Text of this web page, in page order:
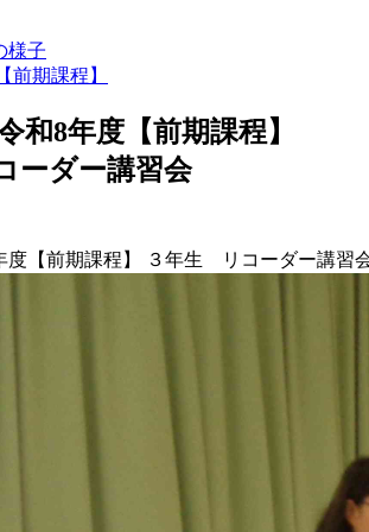
様子
前期課程】
和8年度【前期課程】
ーダー講習会
度【前期課程】 ３年生 リコーダー講